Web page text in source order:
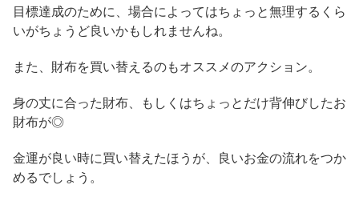
目標達成のために、場合によってはちょっと無理するくら
いがちょうど良いかもしれませんね。
また、財布を買い替えるのもオススメのアクション。
身の丈に合った財布、もしくはちょっとだけ背伸びしたお
財布が◎
金運が良い時に買い替えたほうが、良いお金の流れをつか
めるでしょう。